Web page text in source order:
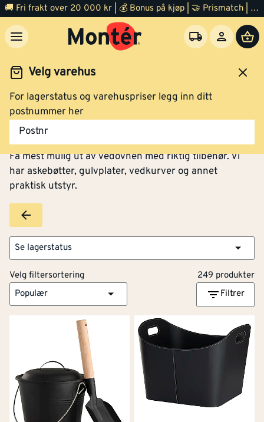
🚚 Fri frakt over 20 000 kr | 💰 Bonus på kjøp | 🤝 Prismatch | ⭐ 100% fornøyd garanti | 🏪 140 byggevarehus
Velg varehus
For lagerstatus og varehuspriser legg inn ditt
postnummer her
Postnr
Varme og inneklima
Tilbehør til vedovn
Få mest mulig ut av vedovnen med riktig tilbehør. Vi
har askebøtter, gulvplater, vedkurver og annet
praktisk utstyr.
Se lagerstatus
Velg filtersortering
249 produkter
Populær
Filtrer